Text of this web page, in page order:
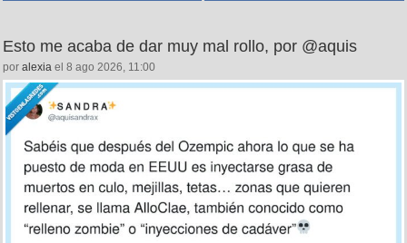
Esto me acaba de dar muy mal rollo, por @aquis
por alexia el 8 ago 2026, 11:00